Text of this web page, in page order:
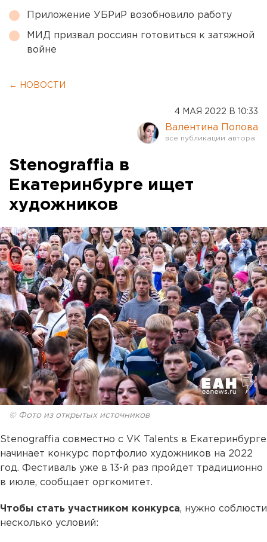
Приложение УБРиР возобновило работу
МИД призвал россиян готовиться к затяжной
войне
← НОВОСТИ
4 МАЯ 2022 В 10:33
Валентина Попова
Stenograffia в
Екатеринбурге ищет
художников
© Фото из открытых источников
Stenograffia совместно с VK Talents в Екатеринбурге
начинает конкурс портфолио художников на 2022
год. Фестиваль уже в 13-й раз пройдет традиционно
в июле, сообщает оргкомитет.
Чтобы стать участником конкурса, нужно соблюсти
несколько условий: